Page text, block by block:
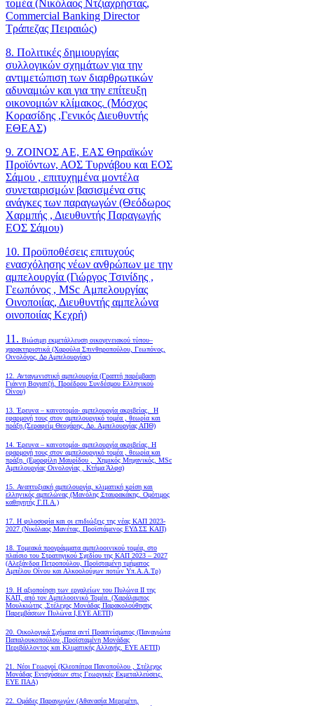
τομέα (Νικόλαος Ντζιαχρήστας,
Commercial Banking Director
Τράπεζας Πειραιώς)
8. Πολιτικές δημιουργίας
συλλογικών σχημάτων για την
αντιμετώπιση των διαρθρωτικών
αδυναμιών και για την επίτευξη
οικονομιών κλίμακος. (Μόσχος
Κορασίδης ,Γενικός Διευθυντής
ΕΘΕΑΣ)
9. ΖΟΙΝΟΣ ΑΕ, ΕΑΣ Θηραϊκών
Προϊόντων, ΑΟΣ Τυρνάβου και ΕΟΣ
Σάμου , επιτυχημένα μοντέλα
συνεταιρισμών βασισμένα στις
ανάγκες των παραγωγών (Θεόδωρος
Χαρμπής , Διευθυντής Παραγωγής
ΕΟΣ Σάμου)
10. Προϋποθέσεις επιτυχούς
ενασχόλησης νέων ανθρώπων με την
αμπελουργία (Γιώργος Τσινίδης ,
Γεωπόνος , MSc Αμπελουργίας
Οινοποιίας, Διευθυντής αμπελώνα
οινοποιίας Κεχρή)
11. Βιώσιμη εκμετάλλευση οικογενειακού τύπου–
χαρακτηριστικά (Χαρούλα Σπινθηροπούλου, Γεωπόνος,
Οινολόγος, Δρ Αμπελουργίας)
12. Ανταγωνιστική αμπελουργία (Γραπτή παρέμβαση
Γιάννη Βογιατζή, Προέδρου Συνδέσμου Ελληνικού
Οίνου)
13. Έρευνα – καινοτομία- αμπελουργία ακριβείας. Η
εφαρμογή τους στον αμπελουργικό τομέα , θεωρία και
πράξη.(Σεραφείμ Θεοχάρης, Δρ. Αμπελουργίας ΑΠΘ)
14. Έρευνα – καινοτομία- αμπελουργία ακριβείας. Η
εφαρμογή τους στον αμπελουργικό τομέα , θεωρία και
πράξη. (Εμορφίλη Μαυρίδου , Χημικός Μηχανικός, MSc
Αμπελουργίας Οινολογίας , Κτήμα Άλφα)
15. Αναπτυξιακή αμπελουργία, κλιματική κρίση και
ελληνικός αμπελώνας (Μανόλης Σταυρακάκης, Ομότιμος
καθηγητής Γ.Π.Α.)
17. Η φιλοσοφία και οι επιδιώξεις της νέας ΚΑΠ 2023-
2027 (Νικόλαος Μανέτας, Προϊστάμενος ΕΥΔ ΣΣ ΚΑΠ)
18. Tομεακά προγράμματα αμπελοοινικού τομέα, στο
πλαίσιο του Στρατηγικού Σχεδίου της ΚΑΠ 2023 – 2027
(Αλεξάνδρα Πετροπούλου, Προϊσταμένη τμήματος
Αμπέλου Οίνου και Αλκοολούχων ποτών Υπ.Α.Α.Τρ)
19. Η αξιοποίηση των εργαλείων του Πυλώνα ΙΙ της
ΚΑΠ, από τον Αμπελοοινικό Τομέα. (Χαράλαμπος
Μουλκιώτης ,Στέλεχος Μονάδας Παρακολούθησης
Παρεμβάσεων Πυλώνα Ι,ΕΥΕ ΑΕΤΠ)
20. Οικολογικά Σχήματα αντί Πρασινίσματος (Παναγιώτα
Παπαλουκοπούλου ,Προϊσταμένη Μονάδας
Περιβάλλοντος και Κλιματικής Αλλαγής, ΕΥΕ ΑΕΤΠ)
21. Νέοι Γεωργοί (Κλεοπάτρα Πανοπούλου , Στέλεχος
Μονάδας Ενισχύσεων στις Γεωργικές Εκμεταλλεύσεις,
ΕΥΕ ΠΑΑ)
22. Ομάδες Παραγωγών (Αθανασία Μερεμέτη,